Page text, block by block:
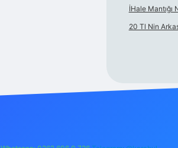
İHale Mantığı
20 Tl Nin